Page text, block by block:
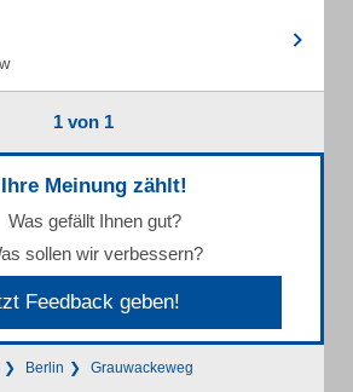
1 von 1
Ihre Meinung zählt!
Was gefällt Ihnen gut?
sollen wir verbessern?
Feedback geben!
Berlin Grauwackeweg